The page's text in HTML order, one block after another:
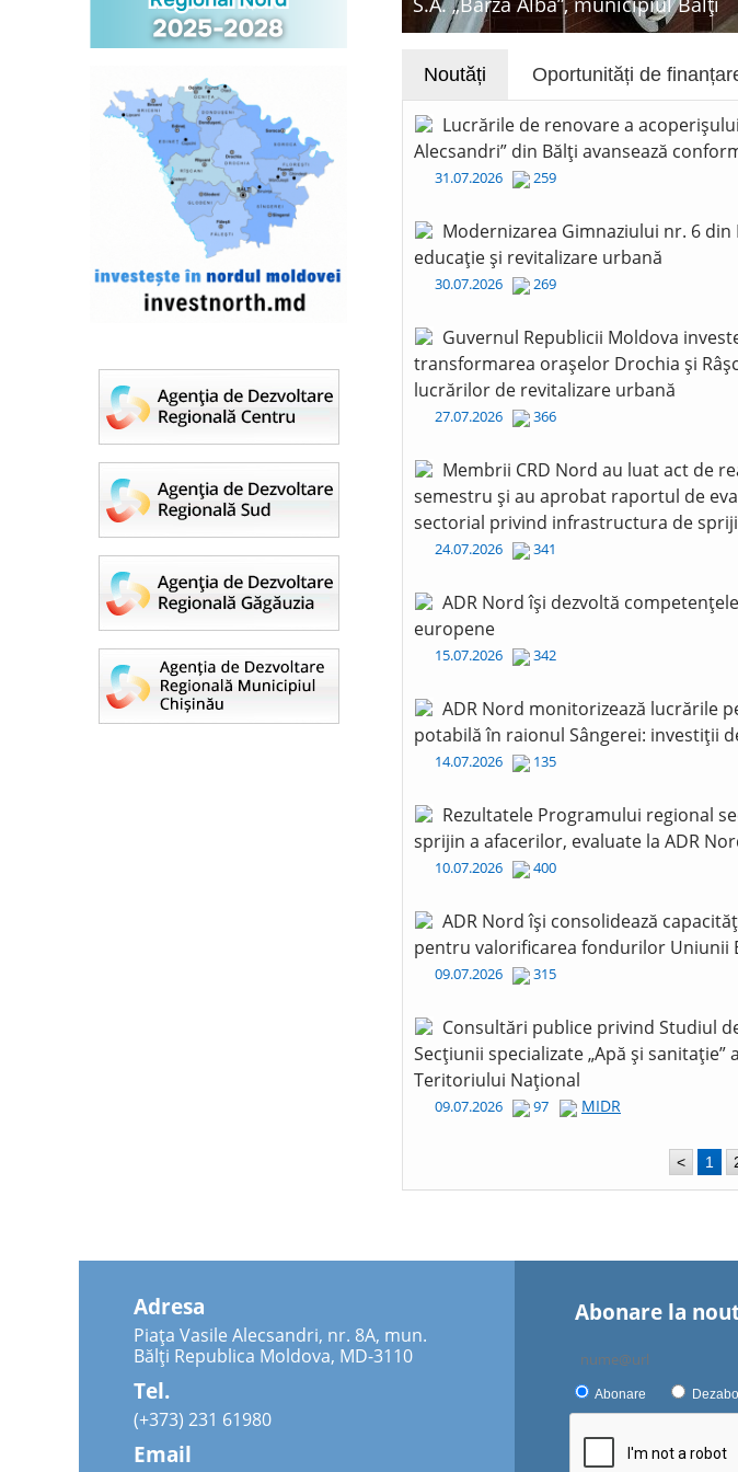
Noutăți Oportunități de
Lucrările de renovare a
Alecsandri” din Bălți avansează
31.07.2026 259
Modernizarea Gimnaziului nr. 6
educație și revitalizare urbană
30.07.2026 269
Guvernul Republicii Moldova
transformarea orașelor Drochia și
lucrărilor de revitalizare urbană
27.07.2026 366
Membrii CRD Nord au luat act de
semestru și au aprobat raportul de
sectorial privind infrastructura de
24.07.2026 341
ADR Nord își dezvoltă
europene
15.07.2026 342
ADR Nord monitorizează lucrările
potabilă în raionul Sângerei: investiții
14.07.2026 135
Rezultatele Programului regional
sprijin a afacerilor, evaluate la ADR
10.07.2026 400
ADR Nord își consolidează
pentru valorificarea fondurilor Uniunii
09.07.2026 315
Consultări publice privind Studiul
Secțiunii specializate „Apă și sanitație”
Teritoriului Național
09.07.2026 97 MIDR
< 1
Adresa
Piața Vasile Alecsandri, nr. 8A, mun.
Bălți Republica Moldova, MD-3110
Tel.
(+373) 231 61980
Email
Abonare la
Abonare